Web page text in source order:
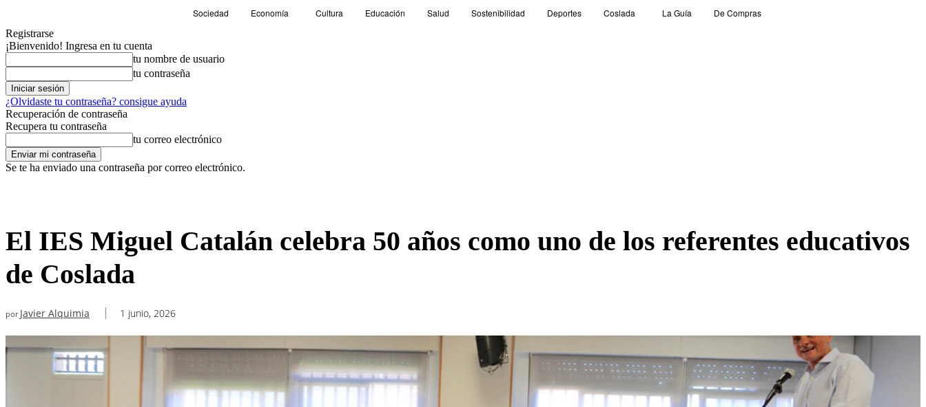
Sociedad Economía Cultura Educación Salud Sostenibilidad Deportes Coslada La Guía
De Compras
Registrarse
¡Bienvenido! Ingresa en tu cuenta
tu nombre de usuario
tu contraseña
¿Olvidaste tu contraseña? consigue ayuda
Recuperación de contraseña
Recupera tu contraseña
tu correo electrónico
Se te ha enviado una contraseña por correo electrónico.
El IES Miguel Catalán celebra 50 años como uno de los referentes educativos
de Coslada
por Javier Alquimia 1 junio, 2026